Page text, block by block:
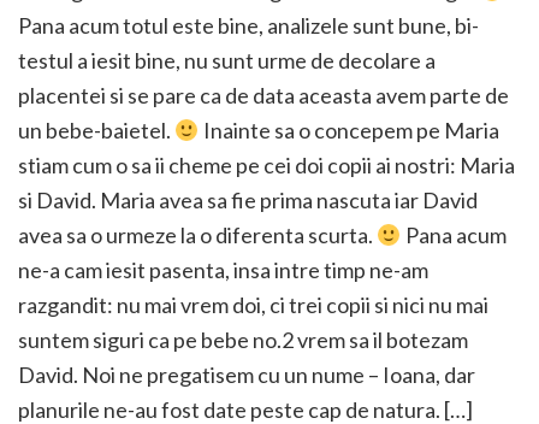
Pana acum totul este bine, analizele sunt bune, bi-
testul a iesit bine, nu sunt urme de decolare a
placentei si se pare ca de data aceasta avem parte de
un bebe-baietel.
Inainte sa o concepem pe Maria
stiam cum o sa ii cheme pe cei doi copii ai nostri: Maria
si David. Maria avea sa fie prima nascuta iar David
avea sa o urmeze la o diferenta scurta.
Pana acum
ne-a cam iesit pasenta, insa intre timp ne-am
razgandit: nu mai vrem doi, ci trei copii si nici nu mai
suntem siguri ca pe bebe no.2 vrem sa il botezam
David. Noi ne pregatisem cu un nume – Ioana, dar
planurile ne-au fost date peste cap de natura. […]